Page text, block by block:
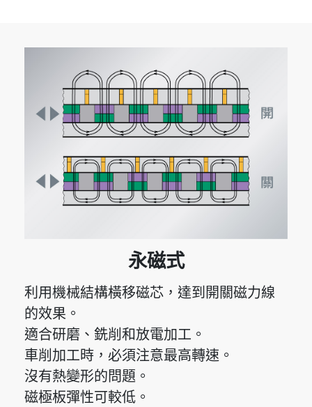
永磁式
利用機械結構橫移磁芯，達到開關磁力線
的效果。
適合研磨、銑削和放電加工。
車削加工時，必須注意最高轉速。
沒有熱變形的問題。
磁極板彈性可較低。